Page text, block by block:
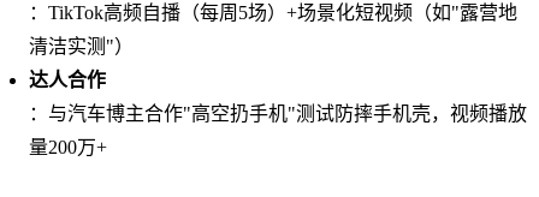
：TikTok高频自播（每周5场）+场景化短视频（如"露营地
清洁实测"）
达人合作
：与汽车博主合作"高空扔手机"测试防摔手机壳，视频播放
量200万+